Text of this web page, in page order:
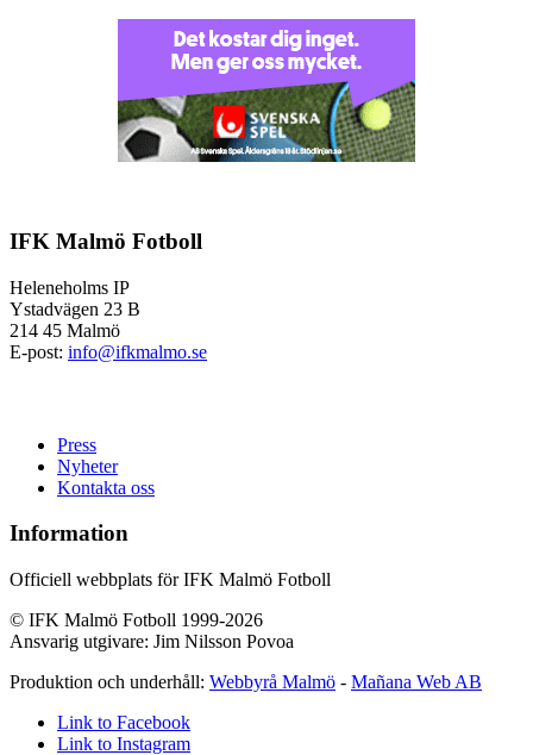
IFK Malmö Fotboll
Heleneholms IP
Ystadvägen 23 B
214 45 Malmö
E-post: info@ifkmalmo.se
Press
Nyheter
Kontakta oss
Information
Officiell webbplats för IFK Malmö Fotboll
© IFK Malmö Fotboll 1999-2026
Ansvarig utgivare: Jim Nilsson Povoa
Produktion och underhåll: Webbyrå Malmö - Mañana Web AB
Link to Facebook
Link to Instagram